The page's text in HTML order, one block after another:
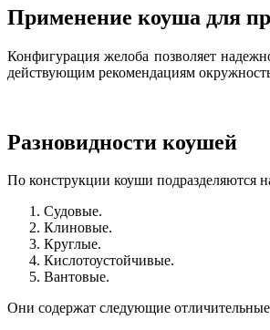
Применение коуша для
Конфигурация желоба позволяет
действующим рекомендациям
Разновидности коушей
По конструкции коуши подразделяются
Судовые.
Клиновые.
Круглые.
Кислотоустойчивые.
Вантовые.
Они содержат следующие